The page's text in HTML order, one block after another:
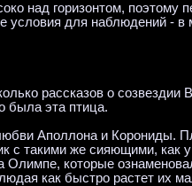
над горизонтом, поэтому
условия для наблюдений - в
рассказов о созвездии
была эта птица.
Аполлона и Корониды.
с такими же сияющими, как
Олимпе, которые
как быстро растет их